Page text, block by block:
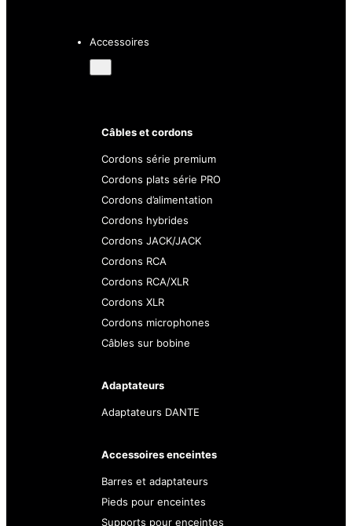
Accessoires
Câbles et cordons
Cordons série premium
Cordons plats série PRO
Cordons d’alimentation
Cordons hybrides
Cordons JACK/JACK
Cordons RCA
Cordons RCA/XLR
Cordons XLR
Cordons microphones
Câbles sur bobine
Adaptateurs
Adaptateurs DANTE
Accessoires enceintes
Barres et adaptateurs
Pieds pour enceintes
Supports pour enceintes